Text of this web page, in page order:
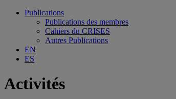
Publications
Publications des membres
Cahiers du CRISES
Autres Publications
EN
ES
Activités